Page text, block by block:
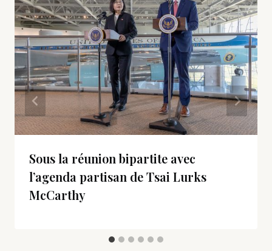
Sous la réunion bipartite avec
l’agenda partisan de Tsai Lurks
McCarthy